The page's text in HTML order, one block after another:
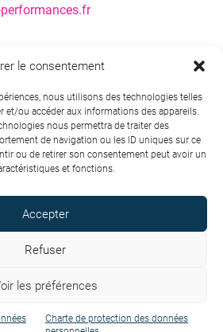
le consentement
nous utilisons des technologies telles
et/ou accéder aux informations des appareils.
nous permettra de traiter des
de navigation ou les ID uniques sur ce
ou de retirer son consentement peut avoir un
et fonctions.
Accepter
Refuser
les préférences
Charte de protection des données
- Performances. Tous droits
des données personnelles
légales